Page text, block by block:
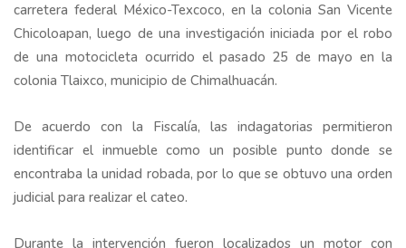
carretera federal México-Texcoco, en la colonia San Vicente
Chicoloapan, luego de una investigación iniciada por el robo
de una motocicleta ocurrido el pasado 25 de mayo en la
colonia Tlaixco, municipio de Chimalhuacán.
De acuerdo con la Fiscalía, las indagatorias permitieron
identificar el inmueble como un posible punto donde se
encontraba la unidad robada, por lo que se obtuvo una orden
judicial para realizar el cateo.
Durante la intervención fueron localizados un motor con